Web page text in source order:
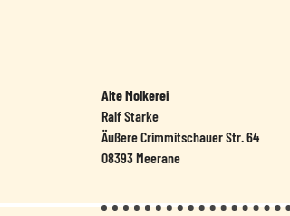
Alte Molkerei
Ralf Starke
Äußere Crimmitschauer Str. 64
08393Meerane